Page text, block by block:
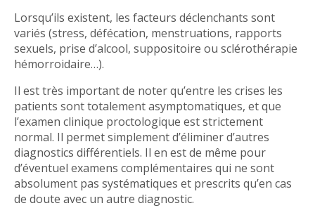
Lorsqu’ils existent, les facteurs déclenchants sont
variés (stress, défécation, menstruations, rapports
sexuels, prise d’alcool, suppositoire ou sclérothérapie
hémorroidaire…).
Il est très important de noter qu’entre les crises les
patients sont totalement asymptomatiques, et que
l’examen clinique proctologique est strictement
normal. Il permet simplement d’éliminer d’autres
diagnostics différentiels. Il en est de même pour
d’éventuel examens complémentaires qui ne sont
absolument pas systématiques et prescrits qu’en cas
de doute avec un autre diagnostic.